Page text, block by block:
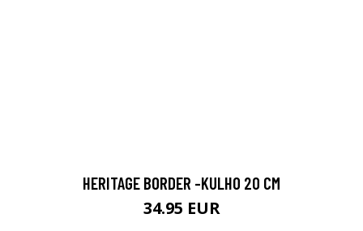
HERITAGE BORDER -KULHO 20 CM
34.95 EUR